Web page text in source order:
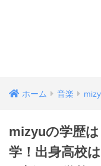
ホーム 音楽
mizyuの学歴
学！出身高校